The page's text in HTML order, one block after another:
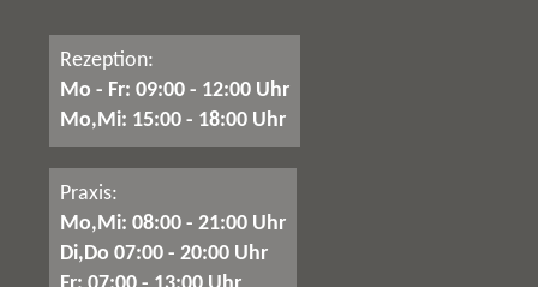
Rezeption:
Mo - Fr: 09:00 - 12:00 Uhr
Mo,Mi: 15:00 - 18:00 Uhr
Praxis:
Mo,Mi: 08:00 - 21:00 Uhr
Di,Do 07:00 - 20:00 Uhr